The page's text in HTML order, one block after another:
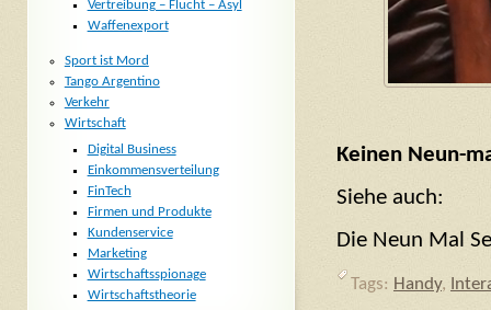
Keinen Neun-
Siehe auch:
Die Neun Mal
Tags: Handy,
Vertreibung – Flucht – Asyl
Waffenexport
Sport ist Mord
Tango Argentino
Verkehr
Wirtschaft
Digital Business
Einkommensverteilung
FinTech
Firmen und Produkte
Kundenservice
Marketing
Wirtschaftsspionage
Wirtschaftstheorie